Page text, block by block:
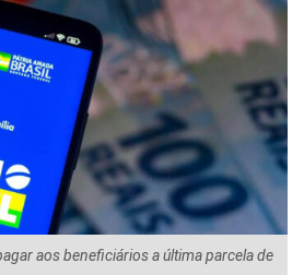
aos beneficiários a última parcela de